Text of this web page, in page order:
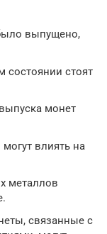
выпущено,
состоянии стоят
монет
влиять на
металлов
связанные с